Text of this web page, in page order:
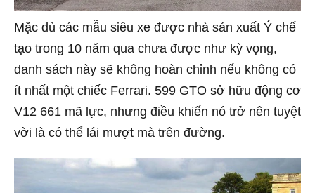
Mặc dù các mẫu siêu xe được nhà sản xuất Ý chế
tạo trong 10 năm qua chưa được như kỳ vọng,
danh sách này sẽ không hoàn chỉnh nếu không có
ít nhất một chiếc Ferrari. 599 GTO sở hữu động cơ
V12 661 mã lực, nhưng điều khiến nó trở nên tuyệt
vời là có thể lái mượt mà trên đường.